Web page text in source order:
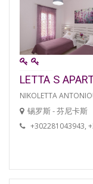
LETTA S
NIKOLETTA
锡罗斯 - 芬尼卡斯
+302281043943,